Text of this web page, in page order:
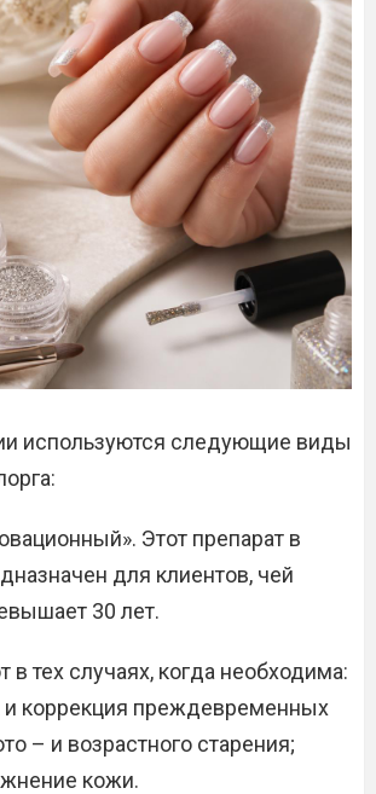
используются следующие виды
Этот препарат в
для клиентов, чей
30 лет.
в тех случаях, когда необходима:
и коррекция преждевременных
– и возрастного старения;
кожи.